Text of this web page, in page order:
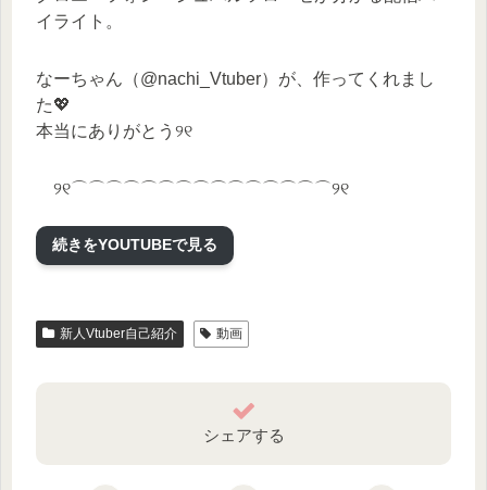
イライト。
なーちゃん（@nachi_Vtuber）が、作ってくれまし
た💖
本当にありがとう୨୧
୨୧⌒⌒⌒⌒⌒⌒⌒⌒⌒⌒⌒⌒⌒⌒⌒୨୧
クロエ・フォン・シュバルツローゼ
┗https://twitter.com/chloe_x_schwarz
【♡その他色々準備中です♡】
続きをYOUTUBEで見る
新人Vtuber自己紹介 動画
シェアする